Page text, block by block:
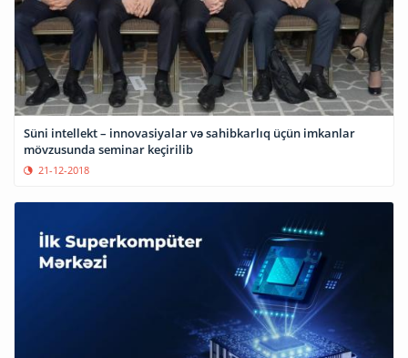
Süni intellekt – innovasiyalar və sahibkarlıq üçün imkanlar
mövzusunda seminar keçirilib
21-12-2018